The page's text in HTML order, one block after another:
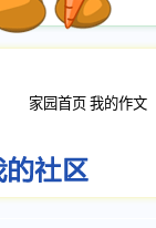
家园首页 我的作文